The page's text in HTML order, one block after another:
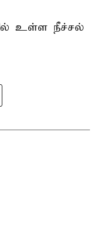
உள்ள நீச்சல்